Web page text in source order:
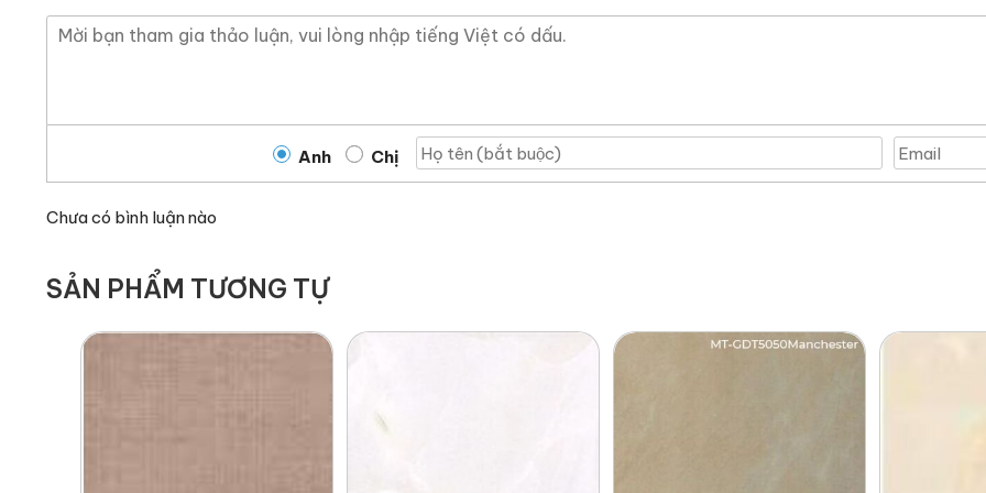
Anh Chị
Chưa có bình luận nào
SẢN PHẨM TƯƠNG TỰ